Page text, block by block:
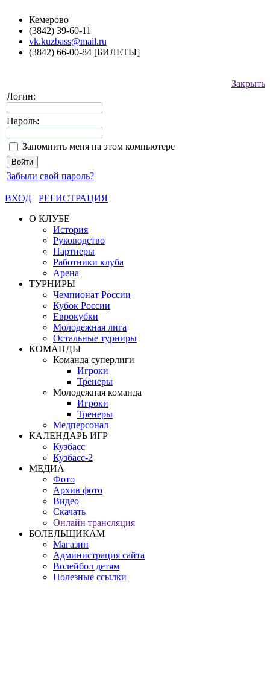
Кемерово
(3842) 39-60-11
vk.kuzbass@mail.ru
(3842) 66-00-84 [БИЛЕТЫ]
Закрыть
Логин:
Пароль:
Запомнить меня на этом компьютере
Забыли свой пароль?
ВХОД
РЕГИСТРАЦИЯ
О КЛУБЕ
История
Руководство
Партнеры
Работники клуба
Арена
ТУРНИРЫ
Чемпионат России
Кубок России
Еврокубки
Молодежная лига
Остальные турниры
КОМАНДЫ
Команда суперлиги
Игроки
Тренеры
Молодежная команда
Игроки
Тренеры
Медперсонал
КАЛЕНДАРЬ ИГР
Кузбасс
Кузбасс-2
МЕДИА
Фото
Архив фото
Видео
Скачать
Онлайн трансляция
БОЛЕЛЬЩИКАМ
Магазин
Администрация сайта
Волейбол детям
Полезные ссылки